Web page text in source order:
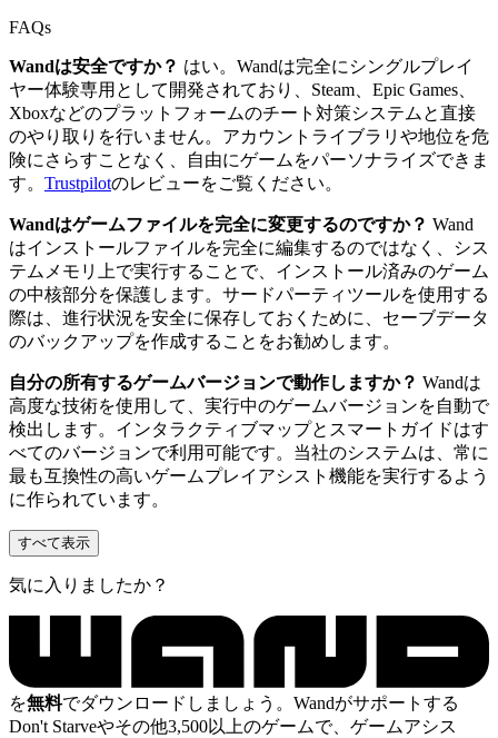
FAQs
Wandは安全ですか？ はい。Wandは完全にシングルプレイ
ヤー体験専用として開発されており、Steam、Epic Games、
Xboxなどのプラットフォームのチート対策システムと直接
のやり取りを行いません。アカウントライブラリや地位を危
険にさらすことなく、自由にゲームをパーソナライズできま
す。 Trustpilotのレビューをご覧ください。
Wandはゲームファイルを完全に変更するのですか？ Wand
はインストールファイルを完全に編集するのではなく、シス
テムメモリ上で実行することで、インストール済みのゲーム
の中核部分を保護します。サードパーティツールを使用する
際は、進行状況を安全に保存しておくために、セーブデータ
のバックアップを作成することをお勧めします。
自分の所有するゲームバージョンで動作しますか？ Wandは
高度な技術を使用して、実行中のゲームバージョンを自動で
検出します。インタラクティブマップとスマートガイドはす
べてのバージョンで利用可能です。当社のシステムは、常に
最も互換性の高いゲームプレイアシスト機能を実行するよう
に作られています。
すべて表示
気に入りましたか？
を無料でダウンロードしましょう。Wandがサポートする
Don't Starveやその他3,500以上のゲームで、ゲームアシス